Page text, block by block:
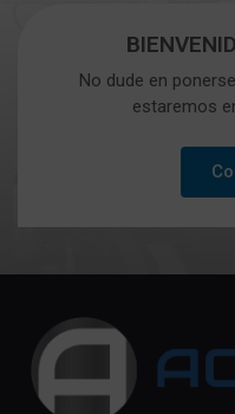
No dude en
estaremos